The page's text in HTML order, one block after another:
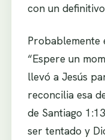
con un
Probablemente
“Espere un
llevó a Jesús
reconcilia esa
de Santiago
ser tentado y